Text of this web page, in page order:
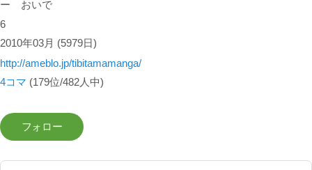
ー おいで
6
2010年03月 (5979日)
http://ameblo.jp/tibitamamanga/
4コマ (179位/482人中)